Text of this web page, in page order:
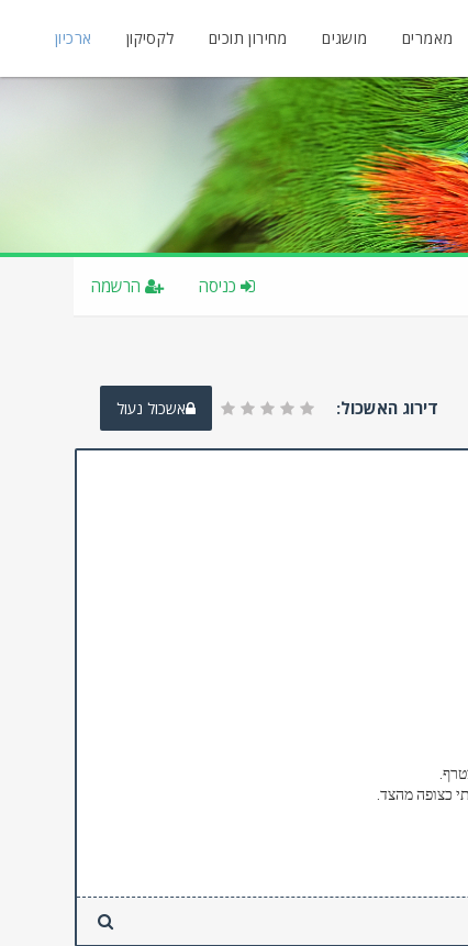
מאמרים מושגים מחירון תוכים לקסיקון ארכיון
הרשמה כניסה
אשכול נעול דירוג האשכול:
כצופה מהצד.